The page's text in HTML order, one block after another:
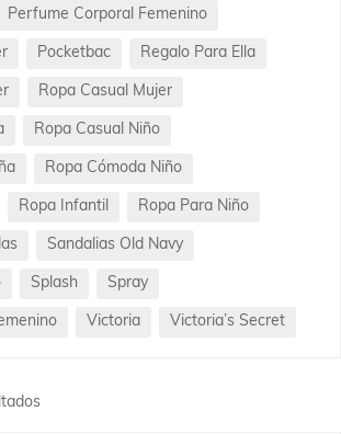
Perfume Corporal Femenino
Pocketbac Regalo Para Ella
Ropa Casual Mujer
Ropa Casual Niño
Ropa Cómoda Niño
Ropa Infantil Ropa Para Niño
Sandalias Old Navy
Splash Spray
Victoria Victoria’s Secret